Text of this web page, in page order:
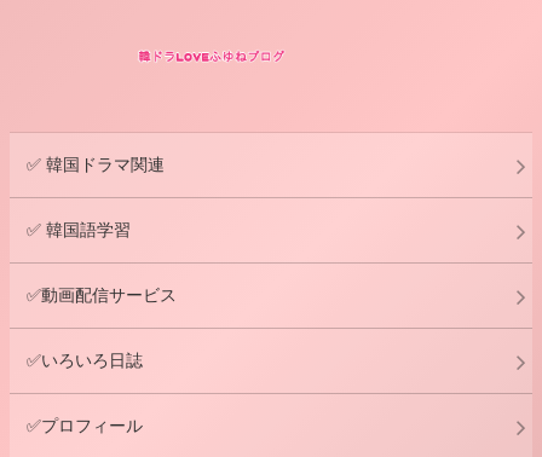
✅ 韓国ドラマ関連
✅ 韓国語学習
✅動画配信サービス
✅いろいろ日誌
✅プロフィール